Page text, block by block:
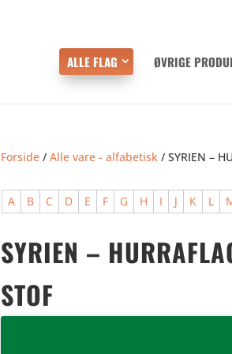
ALLE FLAG ØVRIGE
Forside /Alle vare - alfabetisk / SYRIEN –
A B C D E F G H I J K L
SYRIEN –
STOF